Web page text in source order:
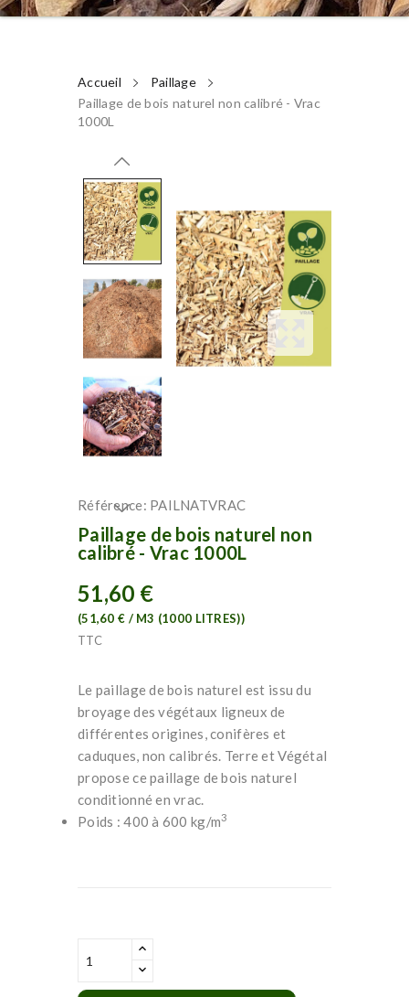
Accueil
Paillage
Paillage de bois naturel non calibré - Vrac
1000L
Référence: PAILNATVRAC
Paillage de bois naturel non
calibré - Vrac 1000L
51,60 €
(51,60 € / M3 (1000 LITRES))
TTC
Le paillage de bois naturel est issu du
broyage des végétaux ligneux de
différentes origines, conifères et
caduques, non calibrés. Terre et Végétal
propose ce paillage de bois naturel
conditionné en vrac.
Poids : 400 à 600 kg/m3